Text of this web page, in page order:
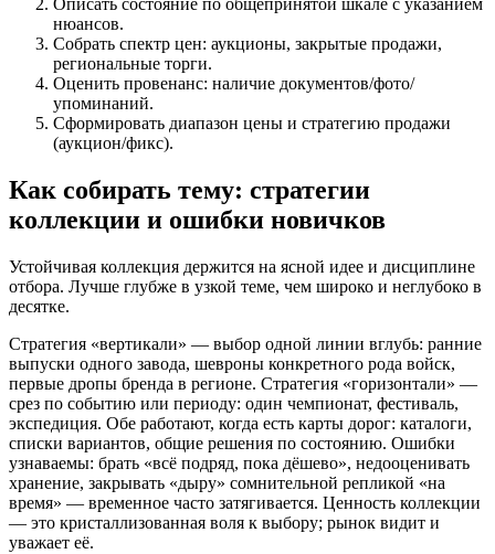
Описать состояние по общепринятой шкале с указанием
нюансов.
Собрать спектр цен: аукционы, закрытые продажи,
региональные торги.
Оценить провенанс: наличие документов/фото/
упоминаний.
Сформировать диапазон цены и стратегию продажи
(аукцион/фикс).
Как собирать тему: стратегии
коллекции и ошибки новичков
Устойчивая коллекция держится на ясной идее и дисциплине
отбора. Лучше глубже в узкой теме, чем широко и неглубоко в
десятке.
Стратегия «вертикали» — выбор одной линии вглубь: ранние
выпуски одного завода, шевроны конкретного рода войск,
первые дропы бренда в регионе. Стратегия «горизонтали» —
срез по событию или периоду: один чемпионат, фестиваль,
экспедиция. Обе работают, когда есть карты дорог: каталоги,
списки вариантов, общие решения по состоянию. Ошибки
узнаваемы: брать «всё подряд, пока дёшево», недооценивать
хранение, закрывать «дыру» сомнительной репликой «на
время» — временное часто затягивается. Ценность коллекции
— это кристаллизованная воля к выбору; рынок видит и
уважает её.